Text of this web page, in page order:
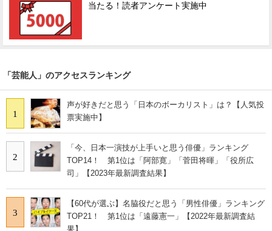
当たる！読者アンケート実施中
「芸能人」のアクセスランキング
1
声が好きだと思う「日本のボーカリスト」は？【人気投
票実施中】
2
「今、日本一演技が上手いと思う俳優」ランキング
TOP14！ 第1位は「阿部寛」「菅田将暉」「役所広
司」【2023年最新調査結果】
3
【60代が選ぶ】名脇役だと思う「男性俳優」ランキング
TOP21！ 第1位は「遠藤憲一」【2022年最新調査結
果】